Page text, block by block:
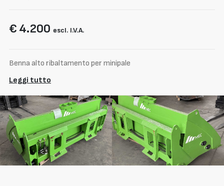
€ 4.200 escl. I.V.A.
Benna alto ribaltamento per minipale
Leggi tutto